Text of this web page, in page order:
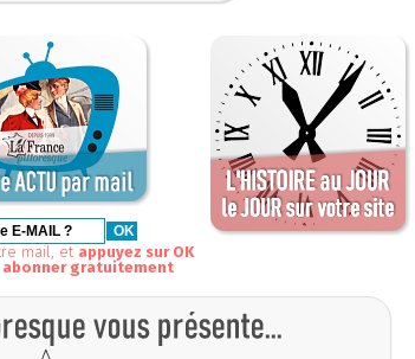
mail, et appuyez sur OK
abonner gratuitement